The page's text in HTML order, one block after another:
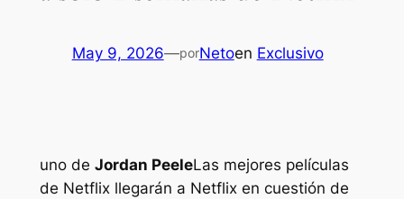
May 9, 2026—porNetoen Exclusivo
uno de Jordan PeeleLas mejores películas
de Netflix llegarán a Netflix en cuestión de